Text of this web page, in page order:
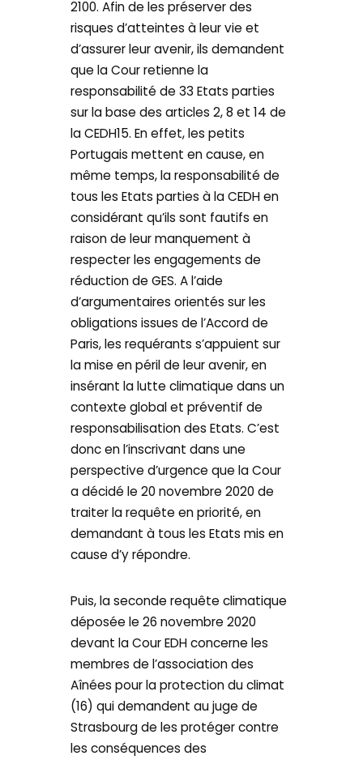
2100. Afin de les préserver des
risques d’atteintes à leur vie et
d’assurer leur avenir, ils demandent
que la Cour retienne la
responsabilité de 33 Etats parties
sur la base des articles 2, 8 et 14 de
la CEDH15. En effet, les petits
Portugais mettent en cause, en
même temps, la responsabilité de
tous les Etats parties à la CEDH en
considérant qu’ils sont fautifs en
raison de leur manquement à
respecter les engagements de
réduction de GES. A l’aide
d’argumentaires orientés sur les
obligations issues de l’Accord de
Paris, les requérants s’appuient sur
la mise en péril de leur avenir, en
insérant la lutte climatique dans un
contexte global et préventif de
responsabilisation des Etats. C’est
donc en l’inscrivant dans une
perspective d’urgence que la Cour
a décidé le 20 novembre 2020 de
traiter la requête en priorité, en
demandant à tous les Etats mis en
cause d’y répondre.
Puis, la seconde requête climatique
déposée le 26 novembre 2020
devant la Cour EDH concerne les
membres de l’association des
Aînées pour la protection du climat
(16) qui demandent au juge de
Strasbourg de les protéger contre
les conséquences des